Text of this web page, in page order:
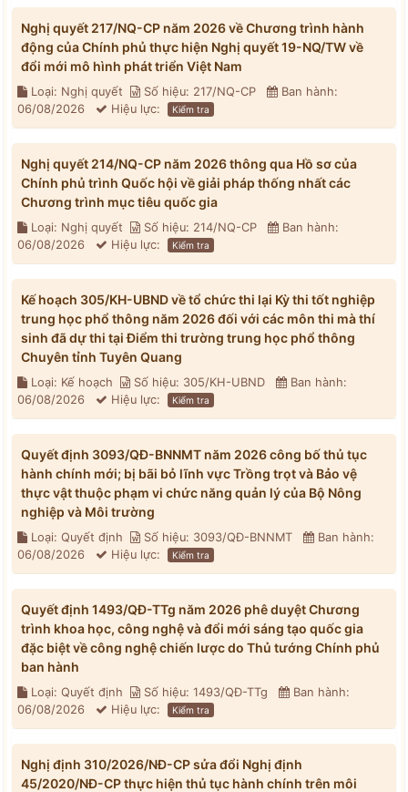
Nghị quyết 217/NQ-CP năm 2026 về Chương trình hành
động của Chính phủ thực hiện Nghị quyết 19-NQ/TW về
đổi mới mô hình phát triển Việt Nam
Loại: Nghị quyết Số hiệu: 217/NQ-CP
Ban hành:
06/08/2026
Hiệu lực: Kiểm tra
Nghị quyết 214/NQ-CP năm 2026 thông qua Hồ sơ của
Chính phủ trình Quốc hội về giải pháp thống nhất các
Chương trình mục tiêu quốc gia
Loại: Nghị quyết Số hiệu: 214/NQ-CP
Ban hành:
06/08/2026
Hiệu lực: Kiểm tra
Kế hoạch 305/KH-UBND về tổ chức thi lại Kỳ thi tốt nghiệp
trung học phổ thông năm 2026 đối với các môn thi mà thí
sinh đã dự thi tại Điểm thi trường trung học phổ thông
Chuyên tỉnh Tuyên Quang
Loại: Kế hoạch Số hiệu: 305/KH-UBND
Ban hành:
06/08/2026
Hiệu lực: Kiểm tra
Quyết định 3093/QĐ-BNNMT năm 2026 công bố thủ tục
hành chính mới; bị bãi bỏ lĩnh vực Trồng trọt và Bảo vệ
thực vật thuộc phạm vi chức năng quản lý của Bộ Nông
nghiệp và Môi trường
Loại: Quyết định Số hiệu: 3093/QĐ-BNNMT
Ban hành:
06/08/2026
Hiệu lực: Kiểm tra
Quyết định 1493/QĐ-TTg năm 2026 phê duyệt Chương
trình khoa học, công nghệ và đổi mới sáng tạo quốc gia
đặc biệt về công nghệ chiến lược do Thủ tướng Chính phủ
ban hành
Loại: Quyết định Số hiệu: 1493/QĐ-TTg
Ban hành:
06/08/2026
Hiệu lực: Kiểm tra
Nghị định 310/2026/NĐ-CP sửa đổi Nghị định
45/2020/NĐ-CP thực hiện thủ tục hành chính trên môi